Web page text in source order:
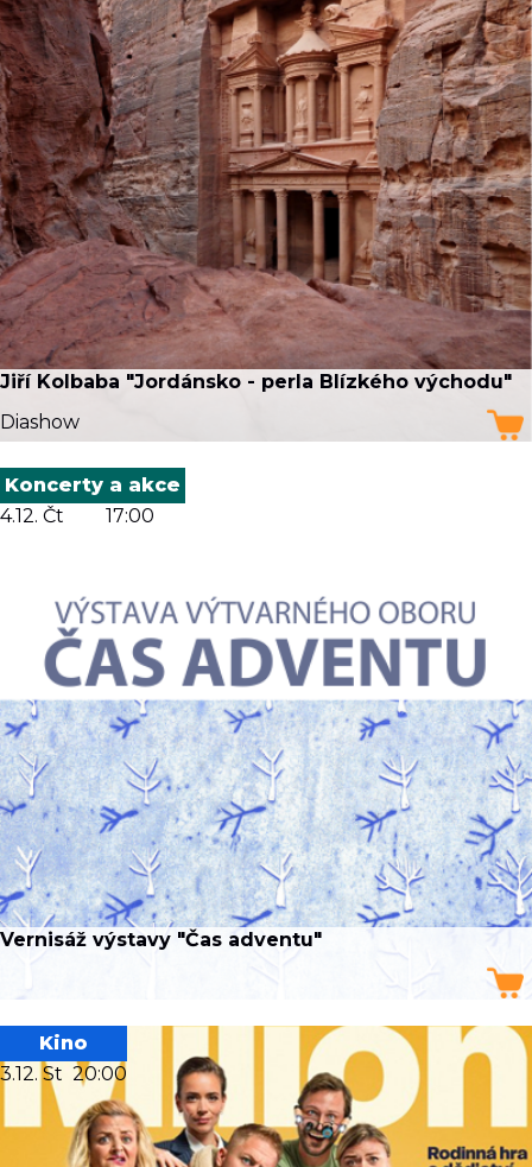
Jiří Kolbaba "Jordánsko - perla Blízkého východu"
Diashow
4.12. Čt 17:00
Koncerty a akce
Vernisáž výstavy "Čas adventu"
3.12. St 20:00
Kino